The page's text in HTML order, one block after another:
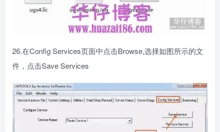
26.在Config Services页面中点击Browse,选择如图所示的文
件，点击Save Services